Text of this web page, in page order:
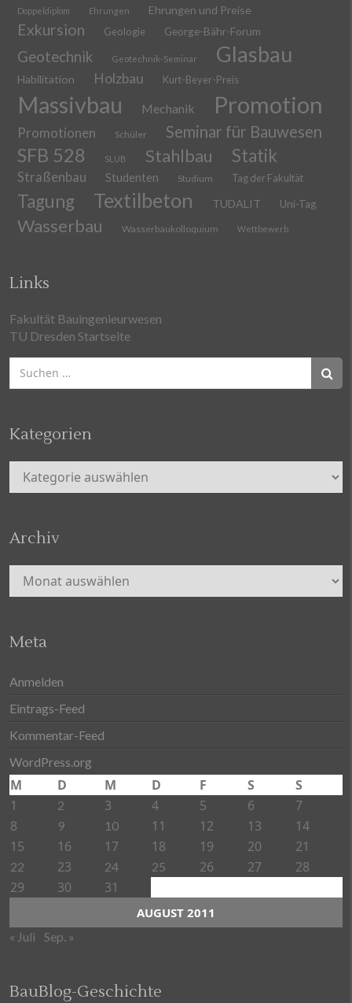
Doppeldiplom Ehrungen Ehrungen und Preise
Exkursion Geologie George-Bähr-Forum
Geotechnik Geotechnik-Seminar Glasbau
Habilitation Holzbau Kurt-Beyer-Preis
Massivbau Mechanik Promotion
Promotionen Schüler Seminar für Bauwesen
SFB 528 SLUB Stahlbau Statik
Straßenbau Studenten Studium Tag der Fakultät
Tagung Textilbeton TUDALIT Uni-Tag
Wasserbau Wasserbaukolloquium Wettbewerb
Links
Fakultät Bauingenieurwesen
TU Dresden Startseite
Suchen
nach:
Kategorien
Kategorien
Archiv
Archiv
Meta
Anmelden
Eintrags-Feed
Kommentar-Feed
WordPress.org
AUGUST 2011
M D M D F S
S
1
2 3 4 5 6
7
8
9 10 11 12 13
14
15
16 17 18 19 20 21
22 23 24 25 26 27
28
29
30 31
« Juli Sep. »
BauBlog-Geschichte